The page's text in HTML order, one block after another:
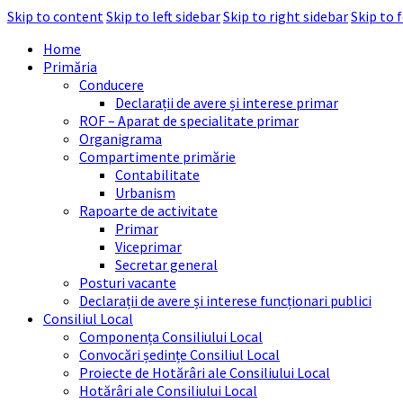
Skip to contentSkip to left sidebarSkip to right sidebarSkip to
Home
Primăria
Conducere
Declarații de avere și interese primar
ROF – Aparat de specialitate primar
Organigrama
Compartimente primărie
Contabilitate
Urbanism
Rapoarte de activitate
Primar
Viceprimar
Secretar general
Posturi vacante
Declarații de avere și interese funcționari publici
Consiliul Local
Componența Consiliului Local
Convocări ședințe Consiliul Local
Proiecte de Hotărâri ale Consiliului Local
Hotărâri ale Consiliului Local